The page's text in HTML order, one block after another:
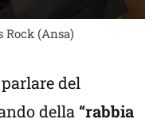
(Ansa)
del
della “rabbia